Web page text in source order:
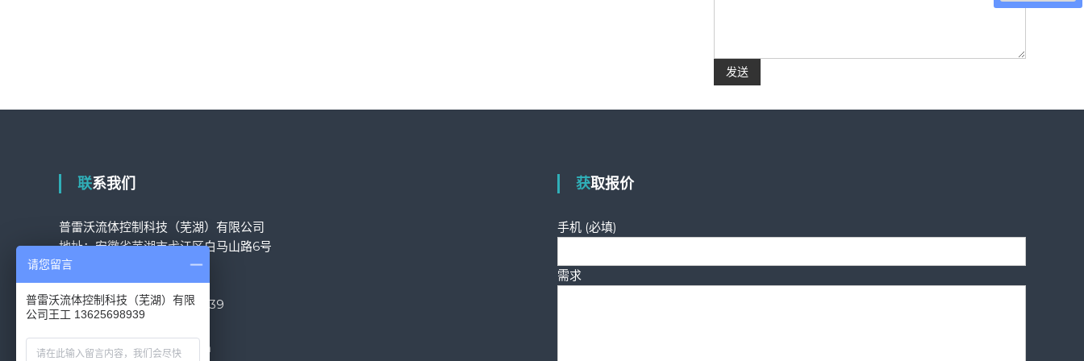
联系我们
普雷沃流体控制科技（芜湖）有限公司
地址：安徽省芜湖市弋江区白马山路6号
固话：
固话：05533801388
网销专员：王工13625698939
Email:yy@pov-valve.com
获取报价
手机 (必填)
需求
请您留言
普雷沃流体控制科技（芜湖）有限
公司王工 13625698939